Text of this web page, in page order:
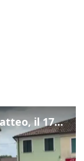
L'ultimo saluto di Tombolo a Matteo, il 17enne morto di tumore. Il video